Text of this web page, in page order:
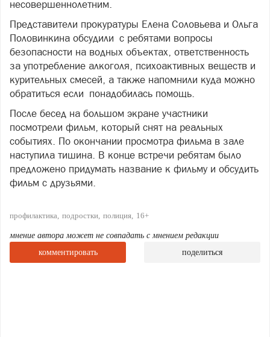
несовершеннолетним.
Представители прокуратуры Елена Соловьева и Ольга
Половинкина обсудили с ребятами вопросы
безопасности на водных объектах, ответственность
за употребление алкоголя, психоактивных веществ и
курительных смесей, а также напомнили куда можно
обратиться если понадобилась помощь.
После бесед на большом экране участники
посмотрели фильм, который снят на реальных
событиях. По окончании просмотра фильма в зале
наступила тишина. В конце встречи ребятам было
предложено придумать название к фильму и обсудить
фильм с друзьями.
профилактика подростки полиция 16+
мнение автора может не совпадать с мнением редакции
комментировать
поделиться